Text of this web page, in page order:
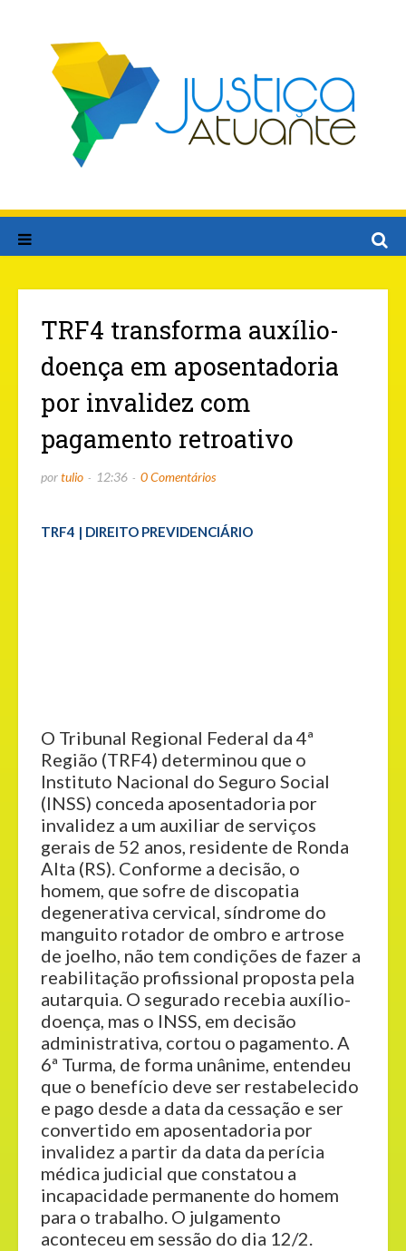
TRF4 transforma auxílio-
doença em aposentadoria
por invalidez com
pagamento retroativo
portulio 12:36 0 Comentários
TRF4 | DIREITO PREVIDENCIÁRIO
O Tribunal Regional Federal da 4ª
Região (TRF4) determinou que o
Instituto Nacional do Seguro Social
(INSS) conceda aposentadoria por
invalidez a um auxiliar de serviços
gerais de 52 anos, residente de Ronda
Alta (RS). Conforme a decisão, o
homem, que sofre de discopatia
degenerativa cervical, síndrome do
manguito rotador de ombro e artrose
de joelho, não tem condições de fazer a
reabilitação profissional proposta pela
autarquia. O segurado recebia auxílio-
doença, mas o INSS, em decisão
administrativa, cortou o pagamento. A
6ª Turma, de forma unânime, entendeu
que o benefício deve ser restabelecido
e pago desde a data da cessação e ser
convertido em aposentadoria por
invalidez a partir da data da perícia
médica judicial que constatou a
incapacidade permanente do homem
para o trabalho. O julgamento
aconteceu em sessão do dia 12/2.